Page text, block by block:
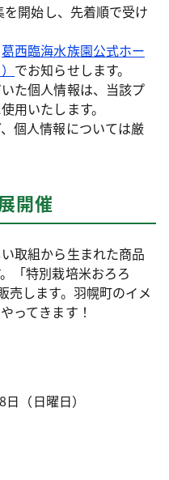
開始し、先着順で受け
葛西臨海水族園公式ホー
でお知らせします。
た個人情報は、当該プ
用いたします。
個人情報については厳
開催
取組から生まれた商品
「特別栽培米おろろ
売します。羽幌町のイメ
ってきます！
（日曜日）